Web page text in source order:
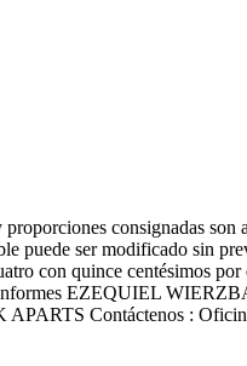
consignadas
puede ser modificado sin
con quince centésimos
informes EZEQUIEL
Contáctenos :